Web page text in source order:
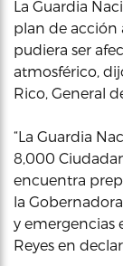
La Guardia
plan de acción
pudiera ser
atmosférico,
Rico, General
“La Guardia
8,000
encuentra
la
y emergencias
Reyes en